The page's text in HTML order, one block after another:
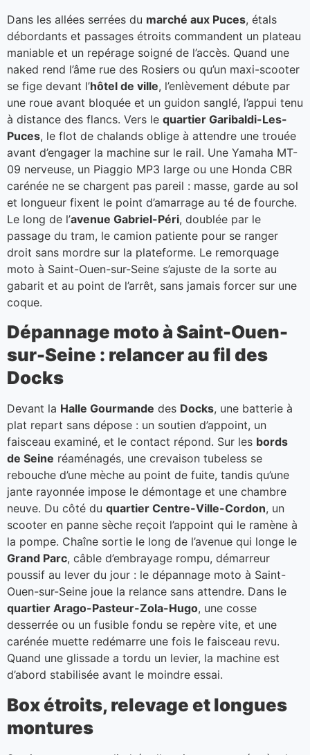
Dans les allées serrées du marché aux Puces, étals
débordants et passages étroits commandent un plateau
maniable et un repérage soigné de l’accès. Quand une
naked rend l’âme rue des Rosiers ou qu’un maxi-scooter
se fige devant l’hôtel de ville, l’enlèvement débute par
une roue avant bloquée et un guidon sanglé, l’appui tenu
à distance des flancs. Vers le quartier Garibaldi-Les-
Puces, le flot de chalands oblige à attendre une trouée
avant d’engager la machine sur le rail. Une Yamaha MT-
09 nerveuse, un Piaggio MP3 large ou une Honda CBR
carénée ne se chargent pas pareil : masse, garde au sol
et longueur fixent le point d’amarrage au té de fourche.
Le long de l’avenue Gabriel-Péri, doublée par le
passage du tram, le camion patiente pour se ranger
droit sans mordre sur la plateforme. Le remorquage
moto à Saint-Ouen-sur-Seine s’ajuste de la sorte au
gabarit et au point de l’arrêt, sans jamais forcer sur une
coque.
Dépannage moto à Saint-Ouen-
sur-Seine : relancer au fil des
Docks
Devant la Halle Gourmande des Docks, une batterie à
plat repart sans dépose : un soutien d’appoint, un
faisceau examiné, et le contact répond. Sur les bords
de Seine réaménagés, une crevaison tubeless se
rebouche d’une mèche au point de fuite, tandis qu’une
jante rayonnée impose le démontage et une chambre
neuve. Du côté du quartier Centre-Ville-Cordon, un
scooter en panne sèche reçoit l’appoint qui le ramène à
la pompe. Chaîne sortie le long de l’avenue qui longe le
Grand Parc, câble d’embrayage rompu, démarreur
poussif au lever du jour : le dépannage moto à Saint-
Ouen-sur-Seine joue la relance sans attendre. Dans le
quartier Arago-Pasteur-Zola-Hugo, une cosse
desserrée ou un fusible fondu se repère vite, et une
carénée muette redémarre une fois le faisceau revu.
Quand une glissade a tordu un levier, la machine est
d’abord stabilisée avant le moindre essai.
Box étroits, relevage et longues
montures